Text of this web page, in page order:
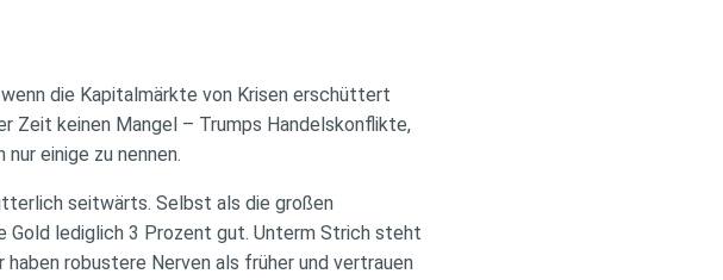
die Kapitalmärkte von Krisen erschüttert
Zeit keinen Mangel – Trumps Handelskonflikte,
einige zu nennen.
seitwärts. Selbst als die großen
Gold lediglich 3 Prozent gut. Unterm Strich steht
robustere Nerven als früher und vertrauen